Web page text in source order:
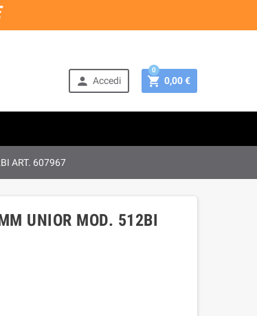
 Accedi  0,00 €
0
ART. 607967
UNIOR MOD. 512BI